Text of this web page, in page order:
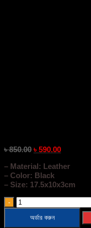
৳850.00 ৳ 590.00
– Material: Leather
– Color: Black
– Size: 17.5x10x3cm
Retro
Men’s
অর্ডার করুন